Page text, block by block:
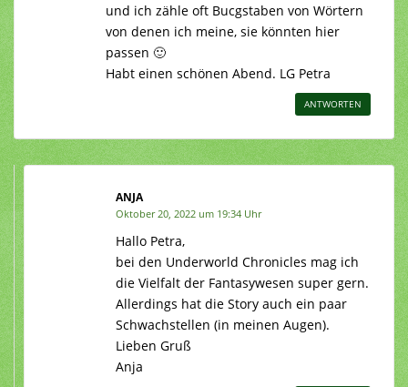
und ich zähle oft Bucgstaben von Wörtern
von denen ich meine, sie könnten hier
passen 🙂
Habt einen schönen Abend. LG Petra
ANTWORTEN
ANJA
Oktober 20, 2022 um 19:34 Uhr
Hallo Petra,
bei den Underworld Chronicles mag ich
die Vielfalt der Fantasywesen super gern.
Allerdings hat die Story auch ein paar
Schwachstellen (in meinen Augen).
Lieben Gruß
Anja